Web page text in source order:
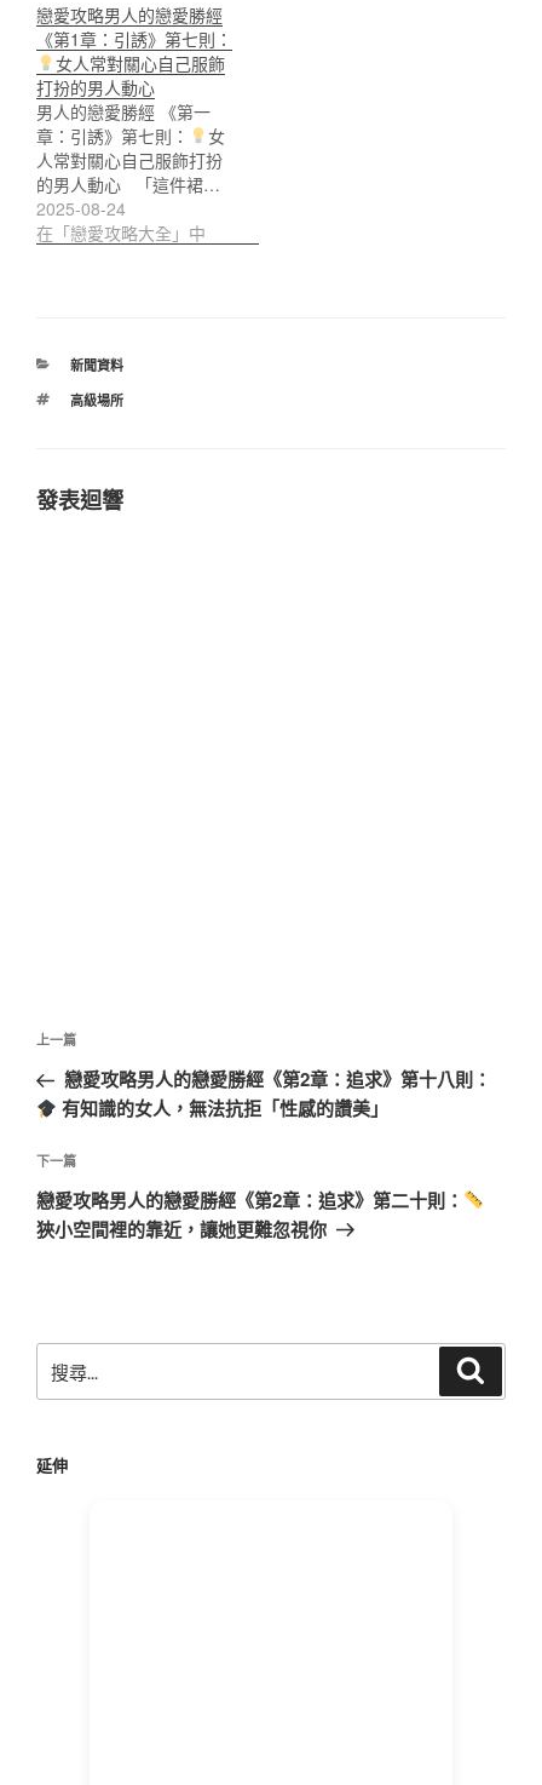
戀愛攻略男人的戀愛勝經
《第1章：引誘》第七則：
女人常對關心自己服飾
打扮的男人動心
男人的戀愛勝經 《第一
章：引誘》第七則：
女
人常對關心自己服飾打扮
的男人動心 「這件裙…
2025-08-24
在「戀愛攻略大全」中
分
新聞資料
標
高級場所
發表迴響
文
導
覽
上
一
篇
章
上一篇
戀愛攻略男人的戀愛勝經《第2章：追求》第十八則：
有知識的女人，無法抗拒「性感的讚美」
下
一
篇
下一篇
戀愛攻略男人的戀愛勝經《第2章：追求》第二十則：
狹小空間裡的靠近，讓她更難忽視你
尋
字:
延伸